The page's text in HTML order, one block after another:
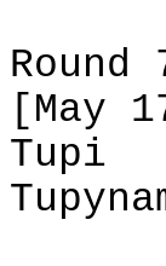
Round
[May
Tupi